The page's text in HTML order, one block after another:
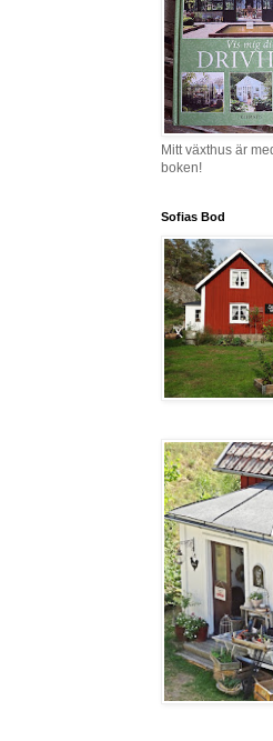
Mitt växthus är
boken!
Sofias Bod